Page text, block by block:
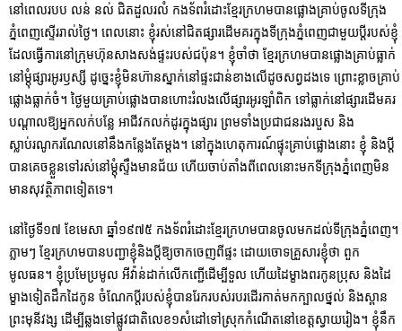
នៅពេលរបប លន់ នល់ ជិតដួលរលំ កងទ័ពរំដោះខ្មែរក្រហមបានផ្លោងគ្រាប់ចូលទីក្រុង
ភ្នំពេញស្ទើររាល់ថ្ងៃ។ ពេលនោះ ខ្ញុំរស់នៅជិតផ្សារដើមគរក្នុងទីក្រុងភ្នំពេញជាមួយប្តីរបស់ខ្ញុំ
ដែលធ្វើការនៅក្រុមហ៊ុនសាងសង់ផ្ទះរបស់ជប៉ុន។ ខ្ញុំចាំថា ខ្មែរក្រហមបានផ្លោងគ្រាប់ធ្លាក់
នៅម្តុំផ្សារអូរឫស្សី ដូច្នេះខ្ញុំមិនហ៊ានស្នាក់នៅផ្ទះជាន់ខាងលើដូចសព្វដងទេ ព្រោះខ្លាចគ្រាប់
ផ្លោងធ្លាក់ចំ។ ថ្ងៃមួយគ្រាប់ផ្លោងបានហោះរំលងលើផ្សារអូរឡាំពិក ទៅធ្លាក់នៅផ្សារដើមគរ
បណ្តាលឱ្យអ្នកលក់បន្លែ អាជីវកលក់ដូរក្នុងផ្សារ ព្រមទាំងប្រជាជនរងរបួស និង
ស្លាប់រណូករណែលនៅនឹងកន្លែងតែម្តង។ នៅក្នុងហេតុការណ៍ផ្ទុះគ្រាប់ផ្លោងនោះ ខ្ញុំ និងប្តី
បានគេចខ្លួនទៅរស់នៅម្តុំស្ទឹងមានជ័យ ហើយចាប់តាំងពីពេលនោះមកទីក្រុងភ្នំពេញមិន
មានសុវត្ថិភាពទៀតទេ។
នៅថ្ងៃទី១៧ ខែមេសា ឆ្នាំ១៩៧៥ កងទ័ពរំដោះខ្មែរក្រហមបានចូលមកដល់ទីក្រុងភ្នំពេញ។
ភ្លាមៗ ខ្មែរក្រហមបានបញ្ជាខ្ញុំនិងប្តីឱ្យចាកចេញពីផ្ទះ ដោយចោទគ្រួសារខ្ញុំថា ពួក
មូលធន។ ខ្ញុំប្រមែប្រមូល អីវ៉ាន់ដាក់លើកញ្ជើដើម្បីទួល ហើយដៃម្ខាងពរកូនប្រុស និងដៃ
ម្ខាងទៀតដឹកដៃកូន ចំណែកប្តីរបស់ខ្ញុំបានរែករបស់របរដើរកាត់មកក្បាលថ្នល់ និងស្ពាន
ព្រះមុនីវង្ស ដើម្បីឆ្លងទៅផ្លូវជាតិលេខ១សំដៅទៅស្រុកកំណើតនៅខេត្តស្វាយរៀង។ ខ្ញុំនឹក